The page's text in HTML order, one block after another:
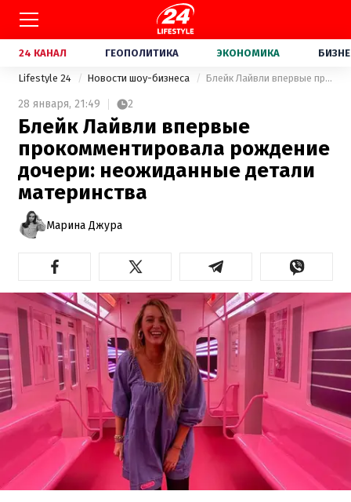
24 КАНАЛ ГЕОПОЛИТИКА ЭКОНОМИКА
Lifestyle 24 Новости шоу-бизнеса Блейк Лайвли впервые прокомментировала рождение дочери: неожиданные детали материнства
28 января, 21:49 2
Блейк Лайвли впервые
прокомментировала рождение
дочери: неожиданные детали
материнства
Марина Джура